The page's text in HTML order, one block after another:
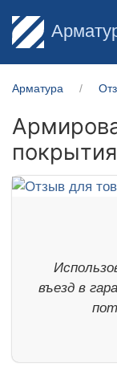
Арматура
покрытия
въезд в